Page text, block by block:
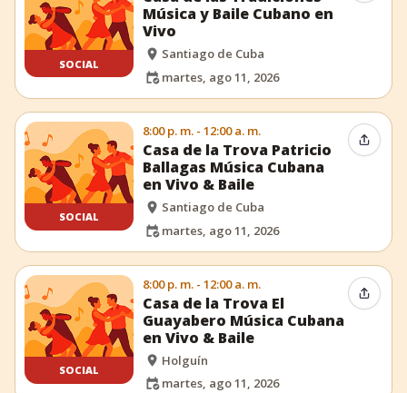
SOCIAL
Música y Baile Cubano en
Vivo
Santiago de Cuba
martes, ago 11, 2026
SOCIAL
8:00 p. m. - 12:00 a. m.
Casa de la Trova Patricio
Ballagas Música Cubana
en Vivo & Baile
Santiago de Cuba
martes, ago 11, 2026
SOCIAL
8:00 p. m. - 12:00 a. m.
Casa de la Trova El
Guayabero Música Cubana
en Vivo & Baile
Holguín
martes, ago 11, 2026